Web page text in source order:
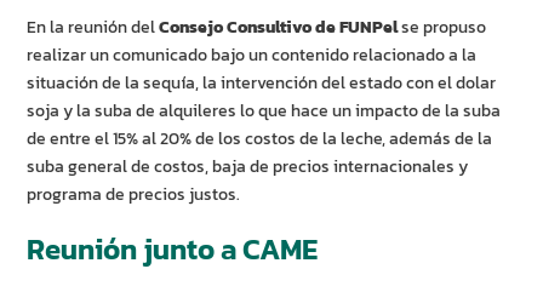
En la reunión delConsejo Consultivo de FUNPelse propuso
realizar un comunicado bajo un contenido relacionado a la
situación de la sequía, la intervención del estado con el dolar
soja y la suba de alquileres lo que hace un impacto de la suba
de entre el 15% al 20% de los costos de la leche, además de la
suba general de costos, baja de precios internacionales y
programa de precios justos.
Reunión junto a CAME